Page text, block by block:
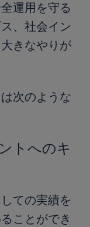
運用を守る
、社会イン
きなやりが
次のような
トへのキ
ての実績を
ことができ